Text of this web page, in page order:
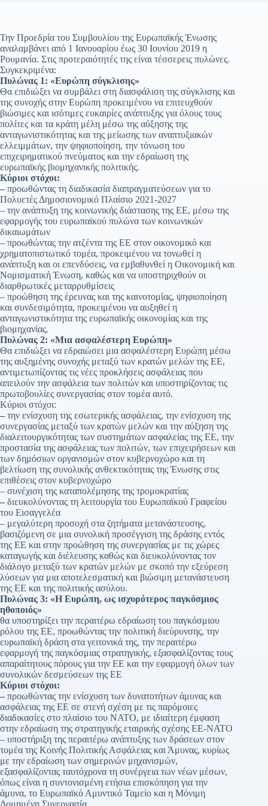
Την Προεδρία του Συμβουλίου της Ευρωπαϊκής Ένωσης
αναλαμβάνει από 1 Ιανουαρίου έως 30 Ιουνίου 2019 η
Ρουμανία. Στις προτεραιότητές της είναι τέσσερεις πυλώνες.
Συγκεκριμένα:
Πυλώνας 1: «Ευρώπη σύγκλισης»
Θα επιδιώξει να συμβάλει στη διασφάλιση της σύγκλισης και
της συνοχής στην Ευρώπη προκειμένου να επιτευχθούν
βιώσιμες και ισότιμες ευκαιρίες ανάπτυξης για όλους τους
πολίτες και τα κράτη μέλη μέσω της αύξησης της
ανταγωνιστικότητας και της μείωσης των αναπτυξιακών
ελλειμμάτων, την ψηφιοποίηση, την τόνωση του
επιχειρηματικού πνεύματος και την εδραίωση της
ευρωπαϊκής βιομηχανικής πολιτικής.
Κύριοι στόχοι:
– προωθώντας τη διαδικασία διαπραγματεύσεων για το
Πολυετές Δημοσιονομικό Πλαίσιο 2021-2027
– την ανάπτυξη της κοινωνικής διάστασης της ΕΕ, μέσω της
εφαρμογής του ευρωπαϊκού πυλώνα των κοινωνικών
δικαιωμάτων
– προωθώντας την ατζέντα της ΕΕ στον οικονομικό και
χρηματοπιστωτικό τομέα, προκειμένου να τονωθεί η
ανάπτυξη και οι επενδύσεις, να εμβαθυνθεί η Οικονομική και
Νομισματική Ένωση, καθώς και να υποστηριχθούν οι
διαρθρωτικές μεταρρυθμίσεις
– προώθηση της έρευνας και της καινοτομίας, ψηφιοποίηση
και συνδεσιμότητα, προκειμένου να αυξηθεί η
ανταγωνιστικότητα της ευρωπαϊκής οικονομίας και της
βιομηχανίας.
Πυλώνας 2: «Μια ασφαλέστερη Ευρώπη»
Θα επιδιώξει να εδραιώσει μια ασφαλέστερη Ευρώπη μέσω
της αυξημένης συνοχής μεταξύ των κρατών μελών της ΕΕ,
αντιμετωπίζοντας τις νέες προκλήσεις ασφάλειας που
απειλούν την ασφάλεια των πολιτών και υποστηρίζοντας τις
πρωτοβουλίες συνεργασίας στον τομέα αυτό.
Κύριοι στόχοι:
– την ενίσχυση της εσωτερικής ασφάλειας, την ενίσχυση της
συνεργασίας μεταξύ των κρατών μελών και την αύξηση της
διαλειτουργικότητας των συστημάτων ασφαλείας της ΕΕ, την
προστασία της ασφάλειας των πολιτών, των επιχειρήσεων και
των δημόσιων οργανισμών στον κυβερνοχώρο και τη
βελτίωση της συνολικής ανθεκτικότητας της Ένωσης στις
επιθέσεις στον κυβερνοχώρο
– συνέχιση της καταπολέμησης της τρομοκρατίας
– διευκολύνοντας τη λειτουργία του Ευρωπαϊκού Γραφείου
του Εισαγγελέα
– μεγαλύτερη προσοχή στα ζητήματα μετανάστευσης,
βασιζόμενη σε μια συνολική προσέγγιση της δράσης εντός
της ΕΕ και στην προώθηση της συνεργασίας με τις χώρες
καταγωγής και διέλευσης καθώς και διευκολύνοντας τον
διάλογο μεταξύ των κρατών μελών με σκοπό την εξεύρεση
λύσεων για μια αποτελεσματική και βιώσιμη μετανάστευση
της ΕΕ και της πολιτικής ασύλου.
Πυλώνας 3: «Η Ευρώπη, ως ισχυρότερος παγκόσμιος
ηθοποιός»
θα υποστηρίξει την περαιτέρω εδραίωση του παγκόσμιου
ρόλου της ΕΕ, προωθώντας την πολιτική διεύρυνσης, την
ευρωπαϊκή δράση στα γειτονικά της, την περαιτέρω
εφαρμογή της παγκόσμιας στρατηγικής, εξασφαλίζοντας τους
απαραίτητους πόρους για την ΕΕ και την εφαρμογή όλων των
συνολικών δεσμεύσεων της ΕΕ
Κύριοι στόχοι:
– προωθώντας την ενίσχυση των δυνατοτήτων άμυνας και
ασφάλειας της ΕΕ σε στενή σχέση με τις παρόμοιες
διαδικασίες στο πλαίσιο του ΝΑΤΟ, με ιδιαίτερη έμφαση
στην εδραίωση της στρατηγικής εταιρικής σχέσης ΕΕ-ΝΑΤΟ
– υποστήριξη της περαιτέρω ανάπτυξης των δράσεων στον
τομέα της Κοινής Πολιτικής Ασφάλειας και Άμυνας, κυρίως
με την εδραίωση των σημερινών μηχανισμών,
εξασφαλίζοντας ταυτόχρονα τη συνέργεια των νέων μέσων,
όπως είναι η συντονισμένη ετήσια επισκόπηση για την
άμυνα, το Ευρωπαϊκό Αμυντικό Ταμείο και η Μόνιμη
Δομημένη Συνεργασία